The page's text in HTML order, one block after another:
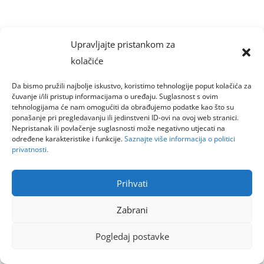
Upravljajte pristankom za
kolačiće
Da bismo pružili najbolje iskustvo, koristimo tehnologije poput kolačića za
čuvanje i/ili pristup informacijama o uređaju. Suglasnost s ovim
tehnologijama će nam omogućiti da obrađujemo podatke kao što su
ponašanje pri pregledavanju ili jedinstveni ID-ovi na ovoj web stranici.
Nepristanak ili povlačenje suglasnosti može negativno utjecati na
određene karakteristike i funkcije.Saznajte više informacija o politici
privatnosti.
Prihvati
Zabrani
Pogledaj postavke